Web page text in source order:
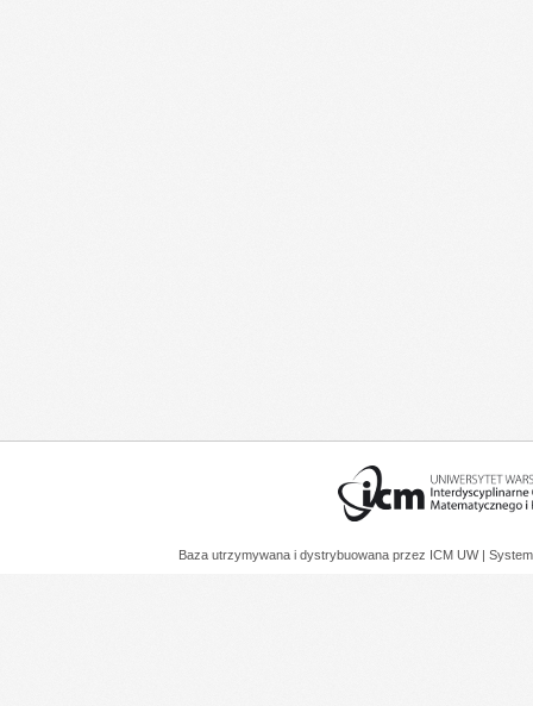
Baza utrzymywana i dystrybuowana przez ICM UW |